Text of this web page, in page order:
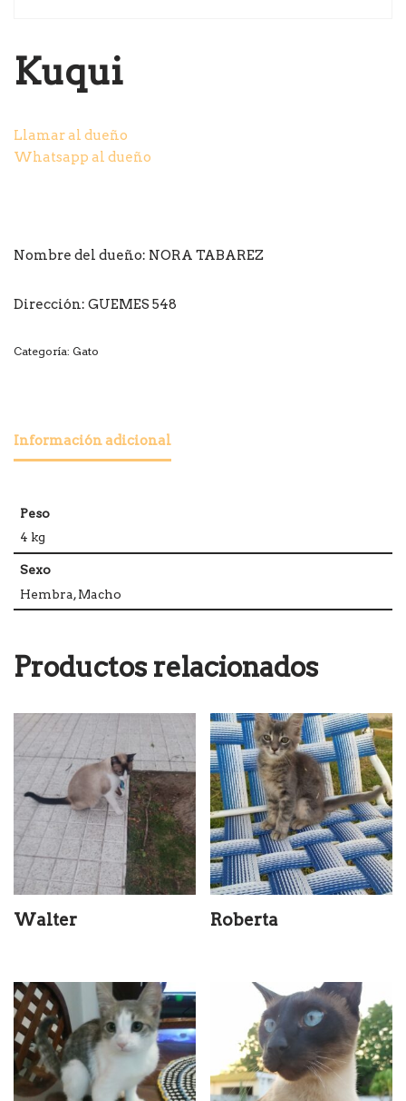
Kuqui
Llamar al dueño
Whatsapp al dueño
Nombre del dueño: NORA TABAREZ
Dirección: GUEMES 548
Categoría: Gato
Información adicional
Peso
4 kg
Sexo
Hembra, Macho
Productos relacionados
Walter Roberta